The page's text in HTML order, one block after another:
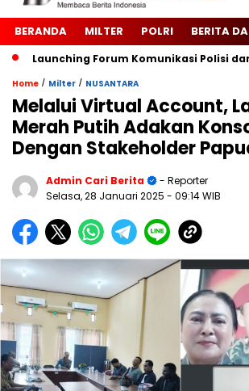
BERANDA MILTER POLRI BERITA
Forum Komunikasi Polisi dan
Home / Milter / NUSANTARA
Melalui Virtual Account,
Merah Putih Adakan
Dengan Stakeholder
Admin Cari Berita
- Reporter
Selasa, 28 Januari 2025 - 09:14 WIB